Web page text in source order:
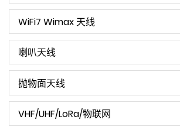
WiFi7 Wimax 天线
喇叭天线
抛物面天线
VHF/UHF/LoRa/物联网